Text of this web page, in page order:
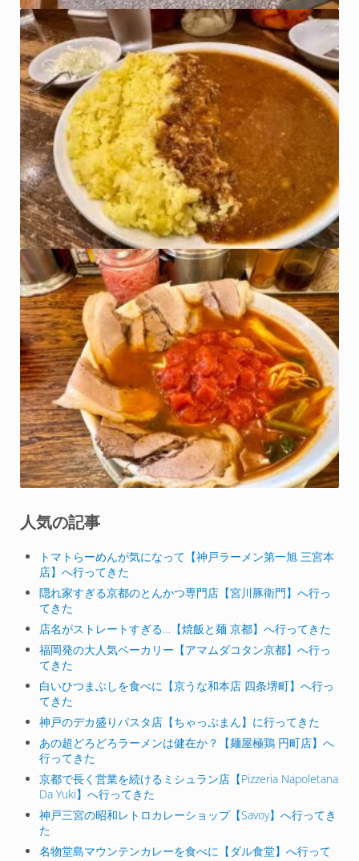
人気の記事
トマトらーめんが気になって【神戸ラーメン第一旭 三宮本
店】へ行ってきた
隠れ家すぎる京都のとんかつ専門店【宮川豚衛門】へ行っ
てきた
店名がストレートすぎる…【焼飯と麺 京都】へ行ってきた
福岡発の大人気ベーカリー【アマムダコタン京都】へ行っ
てきた
白いひつまぶしを食べに【京うな和本店 四条堺町】へ行っ
てきた
神戸のデカ盛りパスタ店【ちゃっぷまん】に行ってきた
あの超どろどろラーメンは健在か？【麺屋極鶏 円町店】へ
行ってきた
京都で長く営業を続けるミシュラン店【Pizzeria Napoletana
Da Yuki】へ行ってきた
神戸三宮の昭和レトロカレーショップ【Savoy】へ行ってき
た
名物堂島マウンテンカレーを食べに【ダル食堂】へ行って